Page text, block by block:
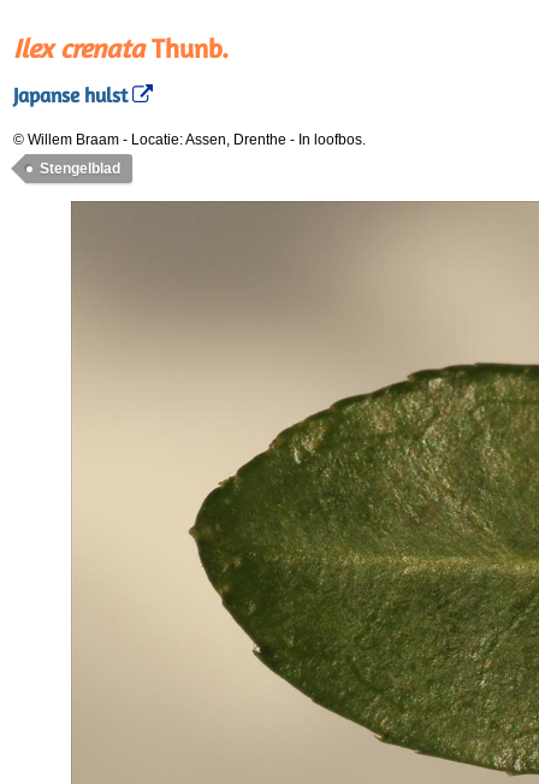
Ilex crenataThunb.
Japanse hulst
© Willem Braam - Locatie: Assen, Drenthe - In loofbos.
Stengelblad